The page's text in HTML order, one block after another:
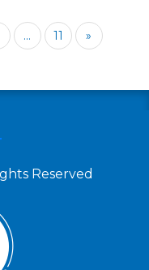
... 11 »
Reserved